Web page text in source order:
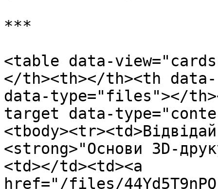
***
<table data-
</th><th></th><th
data-type="files"></
target data-
<strong>"Основи 3D-
<td></td><td><a
href="/files/